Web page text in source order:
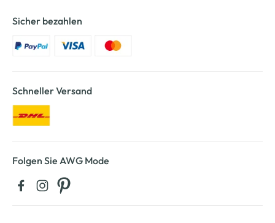
Sicher bezahlen
Schneller Versand
Folgen Sie AWG Mode